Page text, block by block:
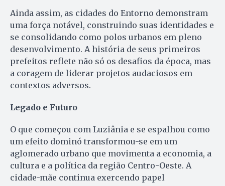
Ainda assim, as cidades do Entorno demonstram
uma força notável, construindo suas identidades e
se consolidando como polos urbanos em pleno
desenvolvimento. A história de seus primeiros
prefeitos reflete não só os desafios da época, mas
a coragem de liderar projetos audaciosos em
contextos adversos.
Legado e Futuro
O que começou com Luziânia e se espalhou como
um efeito dominó transformou-se em um
aglomerado urbano que movimenta a economia, a
cultura e a política da região Centro-Oeste. A
cidade-mãe continua exercendo papel